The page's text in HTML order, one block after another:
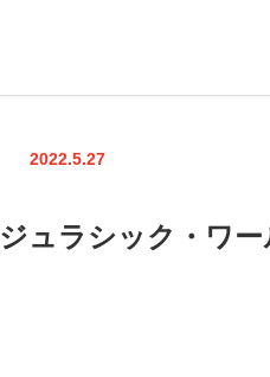
2022.5.27
ジュラシック・ワ